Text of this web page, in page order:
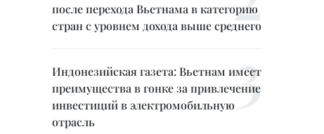
после перехода Вьетнама в категорию
стран с уровнем дохода выше среднего
Индонезийская газета: Вьетнам имеет
преимущества в гонке за привлечение
инвестиций в электромобильную
отрасль